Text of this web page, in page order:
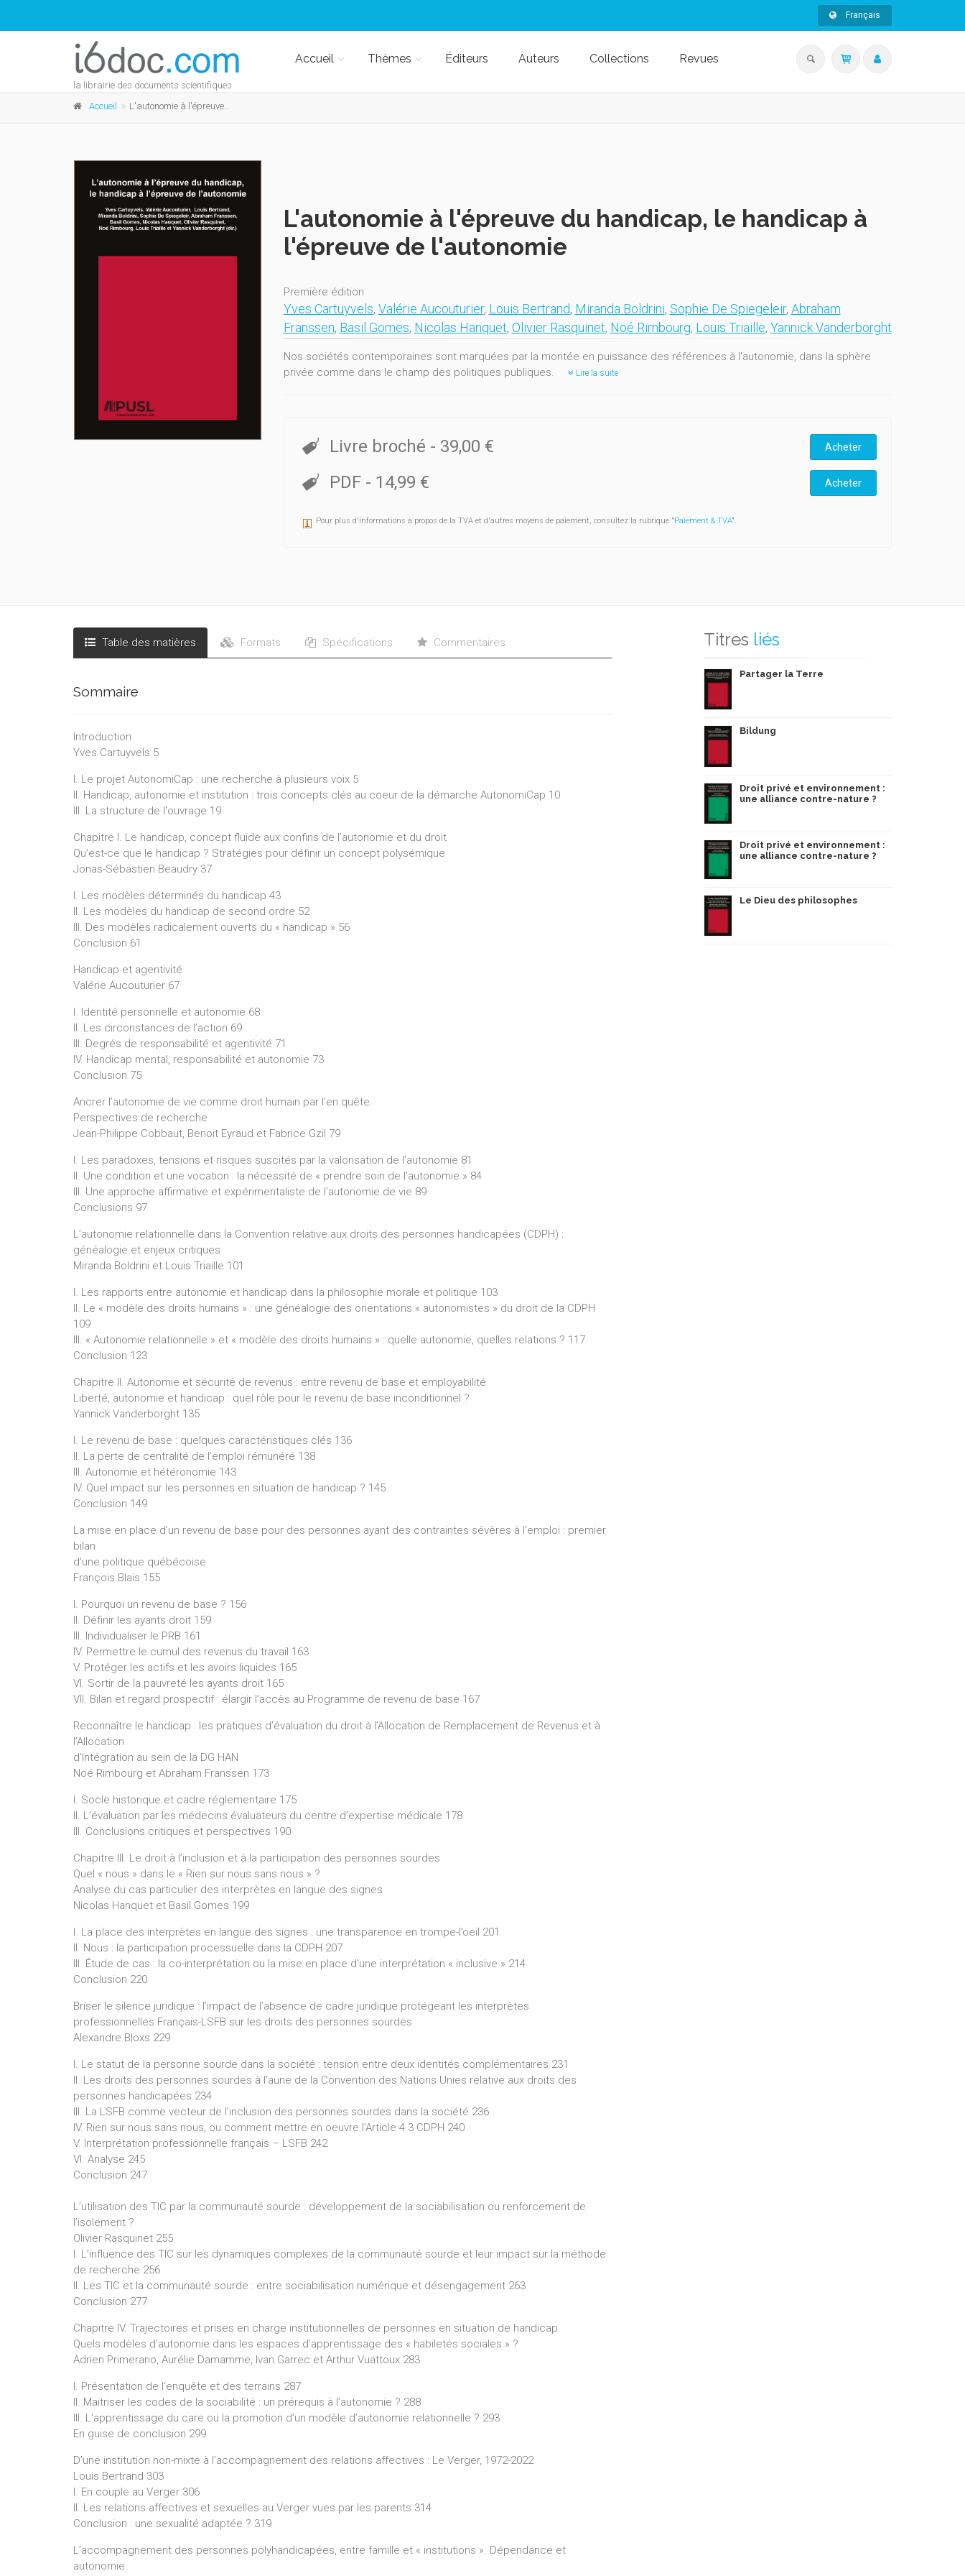
Français
la librairie des documents scientifiques
Accueil Thèmes Éditeurs Auteurs Collections Revues
Accueil L'autonomie à l'épreuve du handicap, le handicap à l'épreuve de l'autonomie
L'autonomie à l'épreuve du handicap, le handicap à
l'épreuve de l'autonomie
Première édition
Yves Cartuyvels, Valérie Aucouturier, Louis Bertrand, Miranda Boldrini, Sophie De Spiegeleir, Abraham
Franssen, Basil Gomes, Nicolas Hanquet, Olivier Rasquinet, Noé Rimbourg, Louis Triaille, Yannick Vanderborght
Nos sociétés contemporaines sont marquées par la montée en puissance des références à l'autonomie, dans la sphère
privée comme dans le champ des politiques publiques.
Lire la suite
Livre broché - 39,00 € Acheter
PDF - 14,99 € Acheter
Pour plus d'informations à propos de la TVA et d'autres moyens de paiement, consultez la rubrique "Paiement & TVA".
Table des matières Formats Spécifications Commentaires
Sommaire
Introduction
Yves Cartuyvels 5
I. Le projet AutonomiCap : une recherche à plusieurs voix 5
II. Handicap, autonomie et institution : trois concepts clés au coeur de la démarche AutonomiCap 10
III. La structure de l'ouvrage 19
Chapitre I. Le handicap, concept fluide aux confins de l’autonomie et du droit
Qu’est-ce que le handicap ? Stratégies pour définir un concept polysémique
Jonas-Sébastien Beaudry 37
I. Les modèles déterminés du handicap 43
II. Les modèles du handicap de second ordre 52
III. Des modèles radicalement ouverts du « handicap » 56
Conclusion 61
Handicap et agentivité
Valérie Aucouturier 67
I. Identité personnelle et autonomie 68
II. Les circonstances de l’action 69
III. Degrés de responsabilité et agentivité 71
IV. Handicap mental, responsabilité et autonomie 73
Conclusion 75
Ancrer l’autonomie de vie comme droit humain par l’en.quête.
Perspectives de recherche
Jean-Philippe Cobbaut, Benoit Eyraud et Fabrice Gzil 79
I. Les paradoxes, tensions et risques suscités par la valorisation de l’autonomie 81
II. Une condition et une vocation : la nécessité de « prendre soin de l’autonomie » 84
III. Une approche affirmative et expérimentaliste de l’autonomie de vie 89
Conclusions 97
L’autonomie relationnelle dans la Convention relative aux droits des personnes handicapées (CDPH) :
généalogie et enjeux critiques
Miranda Boldrini et Louis Triaille 101
I. Les rapports entre autonomie et handicap dans la philosophie morale et politique 103
II. Le « modèle des droits humains » : une généalogie des orientations « autonomistes » du droit de la CDPH
109
III. « Autonomie relationnelle » et « modèle des droits humains » : quelle autonomie, quelles relations ? 117
Conclusion 123
Chapitre II. Autonomie et sécurité de revenus : entre revenu de base et employabilité
Liberté, autonomie et handicap : quel rôle pour le revenu de base inconditionnel ?
Yannick Vanderborght 135
I. Le revenu de base : quelques caractéristiques clés 136
II. La perte de centralité de l’emploi rémunéré 138
III. Autonomie et hétéronomie 143
IV. Quel impact sur les personnes en situation de handicap ? 145
Conclusion 149
La mise en place d’un revenu de base pour des personnes ayant des contraintes sévères à l’emploi : premier
bilan
d’une politique québécoise
François Blais 155
I. Pourquoi un revenu de base ? 156
II. Définir les ayants droit 159
III. Individualiser le PRB 161
IV. Permettre le cumul des revenus du travail 163
V. Protéger les actifs et les avoirs liquides 165
VI. Sortir de la pauvreté les ayants droit 165
VII. Bilan et regard prospectif : élargir l’accès au Programme de revenu de base 167
Reconnaître le handicap : les pratiques d’évaluation du droit à l’Allocation de Remplacement de Revenus et à
l’Allocation
d’Intégration au sein de la DG HAN
Noé Rimbourg et Abraham Franssen 173
I. Socle historique et cadre réglementaire 175
II. L’évaluation par les médecins évaluateurs du centre d’expertise médicale 178
III. Conclusions critiques et perspectives 190
Chapitre III. Le droit à l’inclusion et à la participation des personnes sourdes
Quel « nous » dans le « Rien sur nous sans nous » ?
Analyse du cas particulier des interprètes en langue des signes
Nicolas Hanquet et Basil Gomes 199
I. La place des interprètes en langue des signes : une transparence en trompe-l’oeil 201
II. Nous : la participation processuelle dans la CDPH 207
III. Étude de cas : la co-interprétation ou la mise en place d’une interprétation « inclusive » 214
Conclusion 220
Briser le silence juridique : l’impact de l’absence de cadre juridique protégeant les interprètes
professionnelles Français-LSFB sur les droits des personnes sourdes
Alexandre Bloxs 229
I. Le statut de la personne sourde dans la société : tension entre deux identités complémentaires 231
II. Les droits des personnes sourdes à l’aune de la Convention des Nations Unies relative aux droits des
personnes handicapées 234
III. La LSFB comme vecteur de l’inclusion des personnes sourdes dans la société 236
IV. Rien sur nous sans nous, ou comment mettre en oeuvre l’Article 4.3 CDPH 240
V. Interprétation professionnelle français – LSFB 242
VI. Analyse 245
Conclusion 247
L’utilisation des TIC par la communauté sourde : développement de la sociabilisation ou renforcement de
l’isolement ?
Olivier Rasquinet 255
I. L’influence des TIC sur les dynamiques complexes de la communauté sourde et leur impact sur la méthode
de recherche 256
II. Les TIC et la communauté sourde : entre sociabilisation numérique et désengagement 263
Conclusion 277
Chapitre IV. Trajectoires et prises en charge institutionnelles de personnes en situation de handicap
Quels modèles d’autonomie dans les espaces d’apprentissage des « habiletés sociales » ?
Adrien Primerano, Aurélie Damamme, Ivan Garrec et Arthur Vuattoux 283
I. Présentation de l’enquête et des terrains 287
II. Maitriser les codes de la sociabilité : un prérequis à l’autonomie ? 288
III. L’apprentissage du care ou la promotion d’un modèle d’autonomie relationnelle ? 293
En guise de conclusion 299
D’une institution non-mixte à l’accompagnement des relations affectives : Le Verger, 1972-2022
Louis Bertrand 303
I. En couple au Verger 306
II. Les relations affectives et sexuelles au Verger vues par les parents 314
Conclusion : une sexualité adaptée ? 319
L’accompagnement des personnes polyhandicapées, entre famille et « institutions ». Dépendance et
autonomie
Titres liés
Partager la Terre
Bildung
Droit privé et environnement :
une alliance contre-nature ?
Droit privé et environnement :
une alliance contre-nature ?
Le Dieu des philosophes